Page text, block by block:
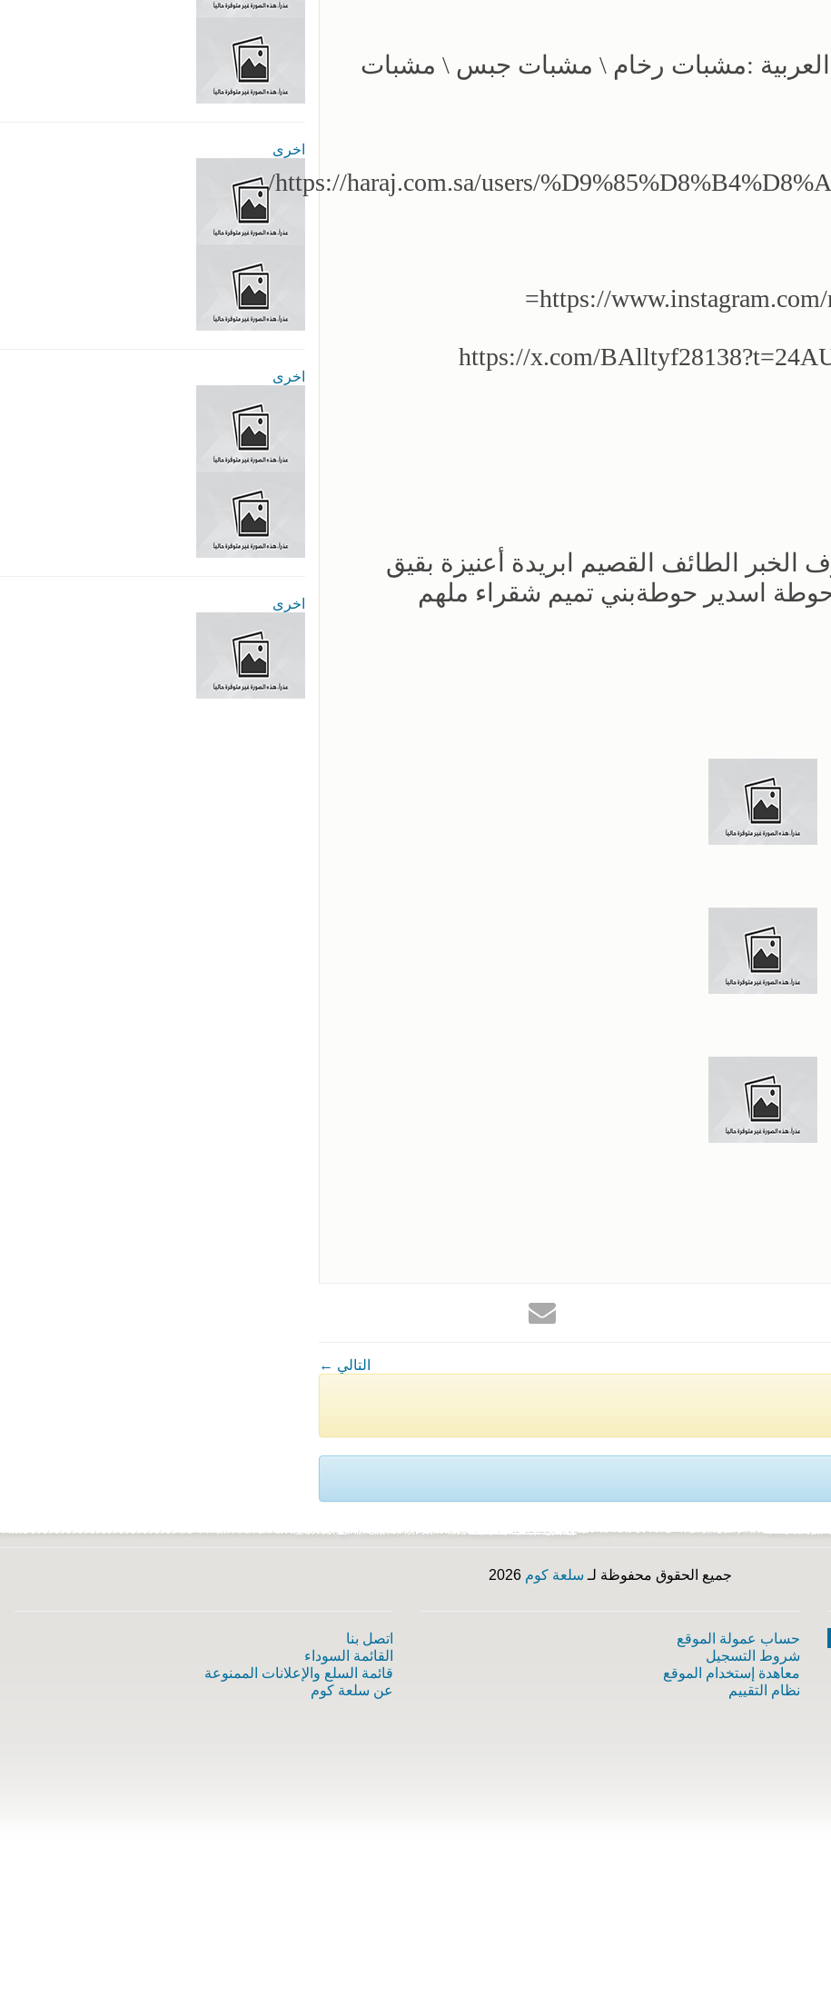
العربية :مشبات رخام \ مشبات جبس \ مشبات
https://haraj.com.sa/users/
https://
https://x.com/
الخبر الطائف القصيم ابريدة أعنيزة بقيق
اسدير حوطةبني تميم شقراء ملهم
← التالي
اخرى
اخرى
اخرى
جميع الحقوق محفوظة لـ سلعة كوم
حساب عمولة الموقع
شروط التسجيل
معاهدة إستخدام الموقع
نظام التقييم
اتصل بنا
القائمة السوداء
قائمة السلع والإعلانات الممنوعة
عن سلعة كوم